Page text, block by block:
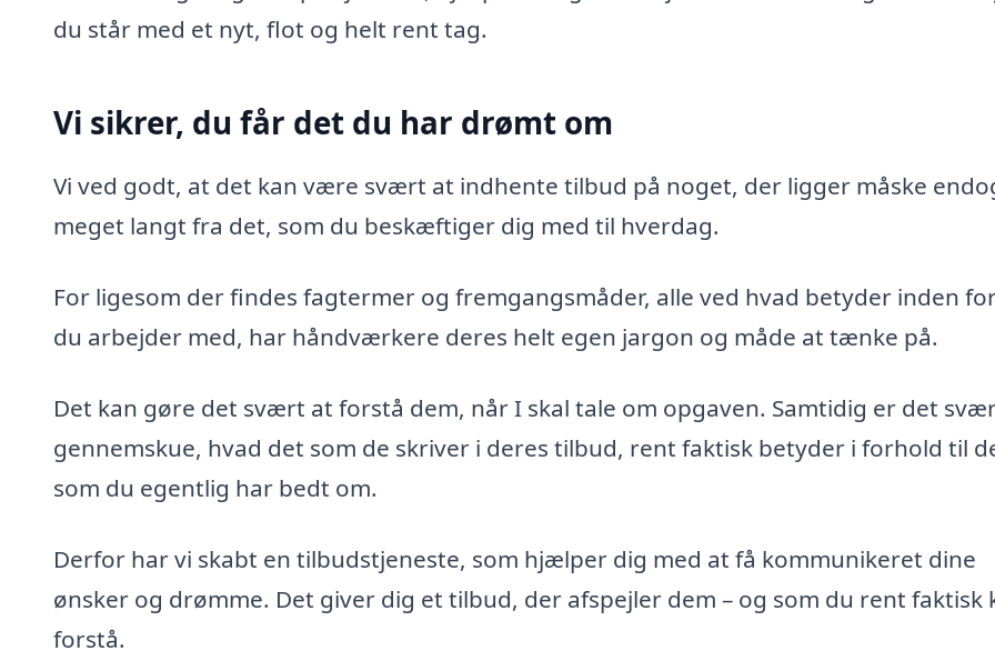
du står med et nyt, flot og helt rent tag.
Vi sikrer, du får det du har drømt om
Vi ved godt, at det kan være svært at indhente tilbud på noget, der ligger måske
meget langt fra det, som du beskæftiger dig med til hverdag.
For ligesom der findes fagtermer og fremgangsmåder, alle ved hvad betyder inden
du arbejder med, har håndværkere deres helt egen jargon og måde at tænke på.
Det kan gøre det svært at forstå dem, når I skal tale om opgaven. Samtidig er det
gennemskue, hvad det som de skriver i deres tilbud, rent faktisk betyder i forhold til
som du egentlig har bedt om.
Derfor har vi skabt en tilbudstjeneste, som hjælper dig med at få kommunikeret dine
ønsker og drømme. Det giver dig et tilbud, der afspejler dem – og som du rent faktisk
forstå.